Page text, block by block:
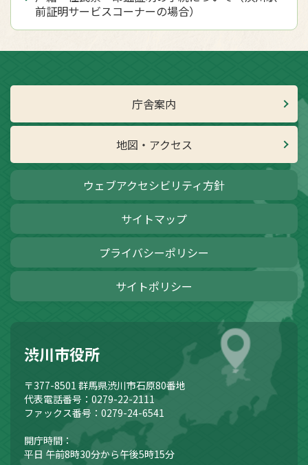
前証明サービスコーナーの場合）
庁舎案内
地図・アクセス
ウェブアクセシビリティ方針
サイトマップ
プライバシーポリシー
サイトポリシー
渋川市役所
〒377-8501 群馬県渋川市石原80番地
代表電話番号：0279-22-2111
ファックス番号：0279-24-6541
開庁時間：
平日 午前8時30分から午後5時15分